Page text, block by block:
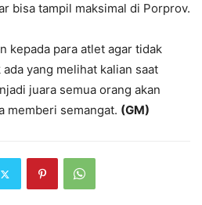
bisa tampil maksimal di Porprov.
kepada para atlet agar tidak
yang melihat kalian saat
juara semua orang akan
memberi semangat. (GM)